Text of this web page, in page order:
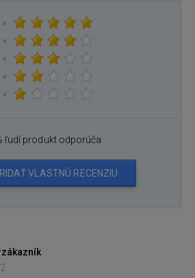
×
×
×
×
×
ľudí produkt odporúča
VLASTNÚ RECENZIU
zákazník